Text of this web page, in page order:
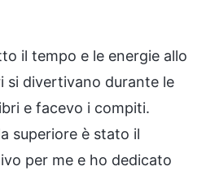
il tempo e le energie allo
si divertivano durante le
e facevo i compiti.
superiore è stato il
per me e ho dedicato